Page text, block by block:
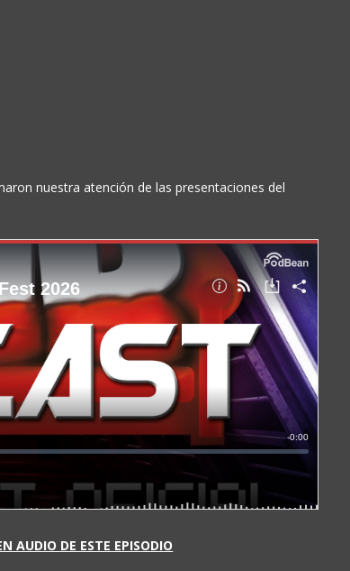
nuestra atención de las presentaciones del
AUDIO DE ESTE EPISODIO